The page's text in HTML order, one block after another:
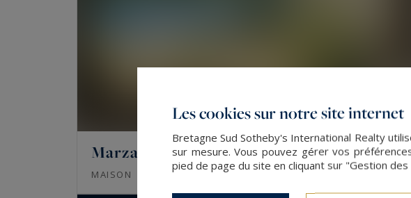
Marzan
MAISON M² 9 PIÈCES 1
Les cookies sur notre site internet
Bretagne Sud Sotheby's International Realty
sur mesure. Vous pouvez gérer vos
pied de page du site en cliquant sur "Gestion des